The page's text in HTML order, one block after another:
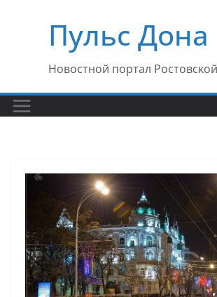
содержимомуПульс Дона
Новостной портал